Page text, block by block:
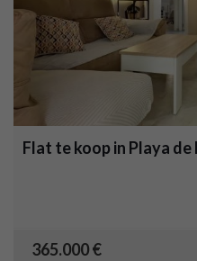
Flat te koop in Playa
365.000 €